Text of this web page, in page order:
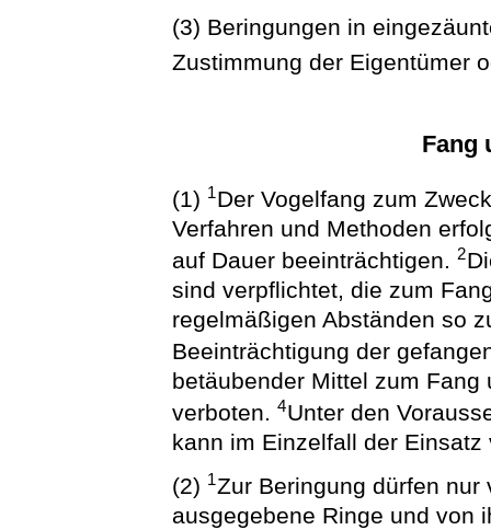
(3) Beringungen in
Zustimmung der Eigentümer
Fang
(1) 1Der Vogelfang zum
Verfahren und Methoden
auf Dauer beeinträchtigen.2
sind verpflichtet, die zum
regelmäßigen Abständen so
Beeinträchtigung der
betäubender Mittel zum
verboten.4Unter den
kann im Einzelfall der
(2) 1Zur Beringung dürfen
ausgegebene Ringe und von